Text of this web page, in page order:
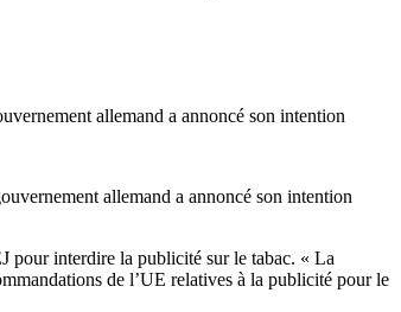
allemand a annoncé son intention
allemand a annoncé son intention
pour interdire la publicité sur le tabac. « La
de l’UE relatives à la publicité pour le